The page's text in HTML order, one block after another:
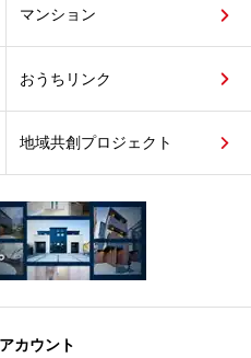
マンション
おうちリンク
地域共創プロジェクト
カウント